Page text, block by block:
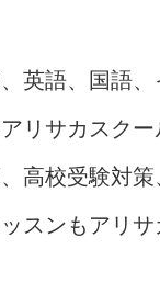
英語、国語
リサカスクー
高校受験対
スンもアリサ